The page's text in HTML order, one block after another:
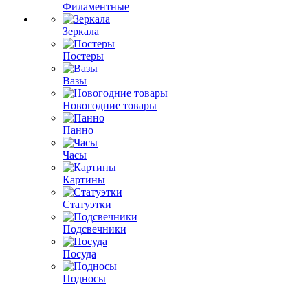
Филаментные
Зеркала
Постеры
Вазы
Новогодние товары
Панно
Часы
Картины
Статуэтки
Подсвечники
Посуда
Подносы